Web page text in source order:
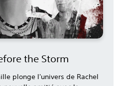
the Storm
plonge l'univers de Rachel